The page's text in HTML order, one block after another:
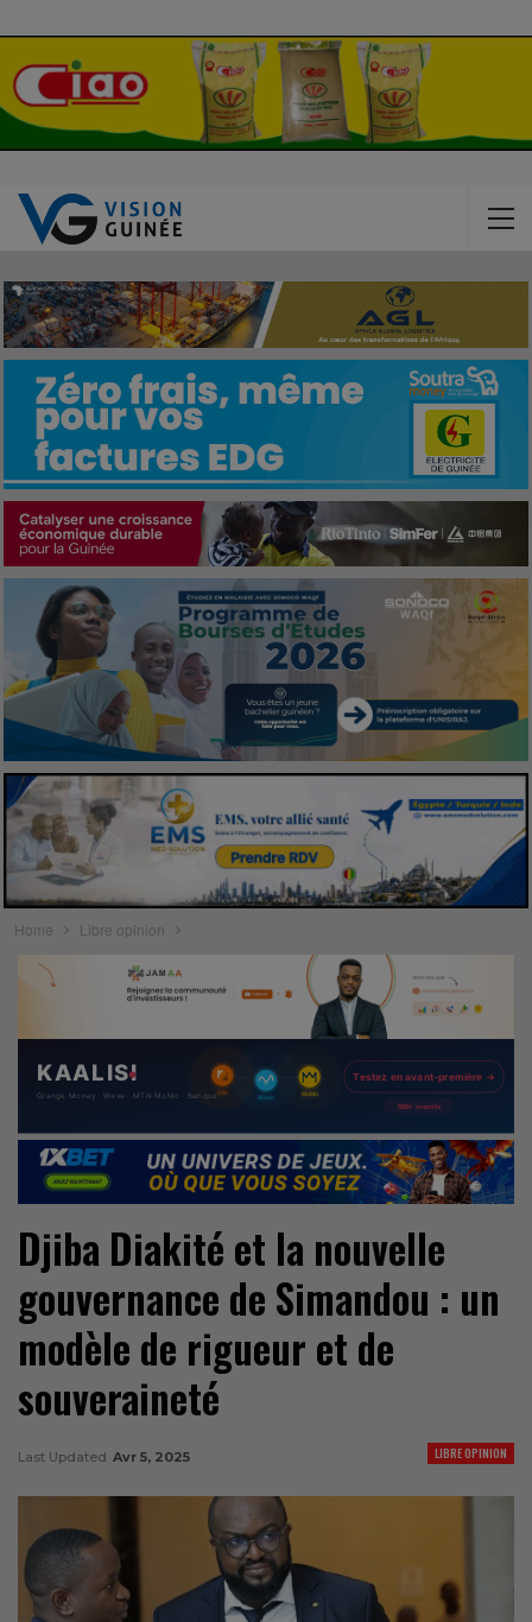
Home Libre opinion
Djiba Diakité et la nouvelle
gouvernance de Simandou : un
modèle de rigueur et de
souveraineté
LIBRE OPINION
Last Updated Avr 5, 2025